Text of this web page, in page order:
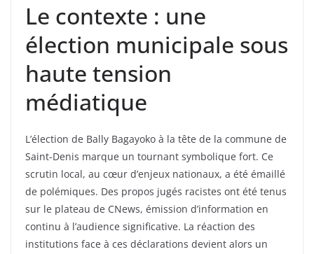
Le contexte : une
élection municipale sous
haute tension
médiatique
L’élection de Bally Bagayoko à la tête de la commune de
Saint-Denis marque un tournant symbolique fort. Ce
scrutin local, au cœur d’enjeux nationaux, a été émaillé
de polémiques. Des propos jugés racistes ont été tenus
sur le plateau de CNews, émission d’information en
continu à l’audience significative. La réaction des
institutions face à ces déclarations devient alors un